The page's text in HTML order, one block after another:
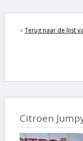
« Terug naar de lijst
Citroen